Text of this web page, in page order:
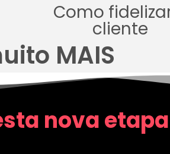
Como
cliente
MAIS
nova